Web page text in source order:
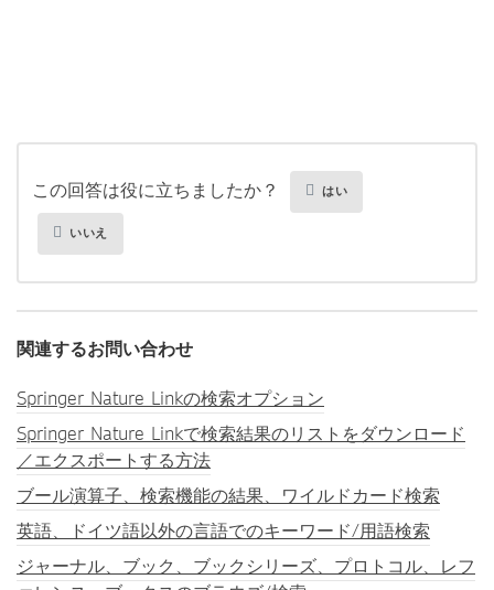
この回答は役に立ちましたか？ はい
いいえ
関連するお問い合わせ
Springer Nature Linkの検索オプション
Springer Nature Linkで検索結果のリストをダウンロード
／エクスポートする方法
ブール演算子、検索機能の結果、ワイルドカード検索
英語、ドイツ語以外の言語でのキーワード/用語検索
ジャーナル、ブック、ブックシリーズ、プロトコル、レフ